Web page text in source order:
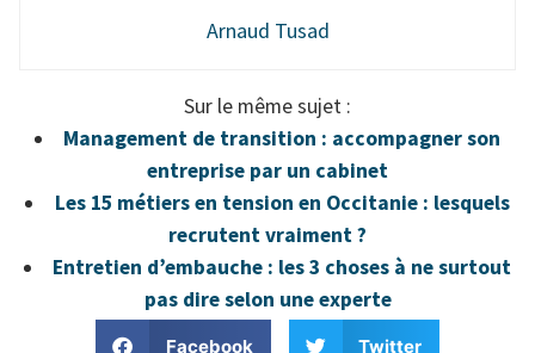
Arnaud Tusad
Sur le même sujet :
Management de transition : accompagner son
entreprise par un cabinet
Les 15 métiers en tension en Occitanie : lesquels
recrutent vraiment ?
Entretien d’embauche : les 3 choses à ne surtout
pas dire selon une experte
Facebook Twitter